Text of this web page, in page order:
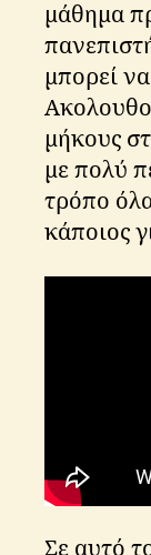
μάθημα
μπορεί
μήκους
με πολύ
τρόπο
κάποιος
Σε αυτό